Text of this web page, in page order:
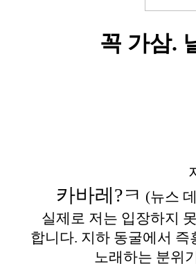
꼭 가삼.
카바레?ㅋ (뉴스
실제로 저는 입장하지
합니다. 지하 동굴에서
노래하는 분위